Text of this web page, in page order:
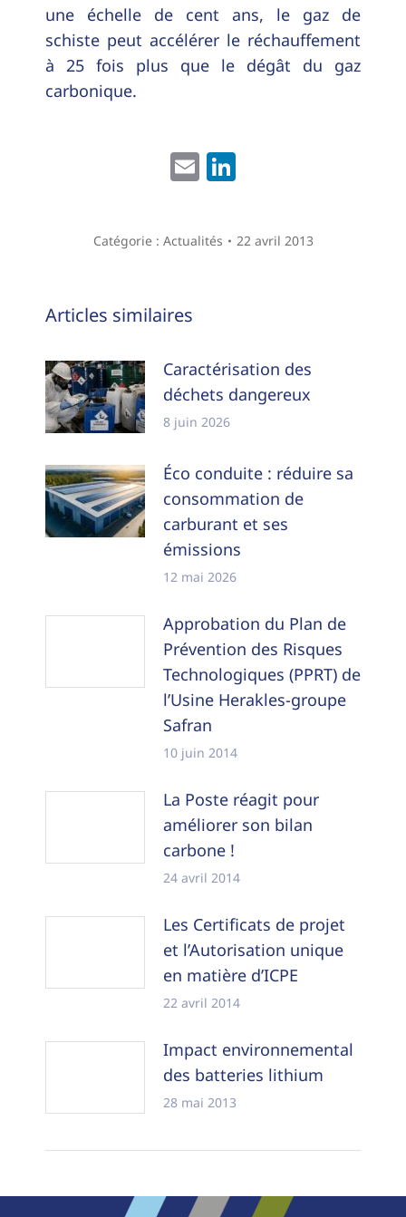
une échelle de cent ans, le gaz de
schiste peut accélérer le réchauffement
à 25 fois plus que le dégât du gaz
carbonique.
Email
Catégorie : Actualités 22 avril 2013
Navigation
article
Articles similaires
Caractérisation des
déchets dangereux
8 juin 2026
Éco conduite : réduire sa
consommation de
carburant et ses
émissions
12 mai 2026
Approbation du Plan de
Prévention des Risques
Technologiques (PPRT) de
l’Usine Herakles-groupe
Safran
10 juin 2014
La Poste réagit pour
améliorer son bilan
carbone !
24 avril 2014
Les Certificats de projet
et l’Autorisation unique
en matière d’ICPE
22 avril 2014
Impact environnemental
des batteries lithium
28 mai 2013